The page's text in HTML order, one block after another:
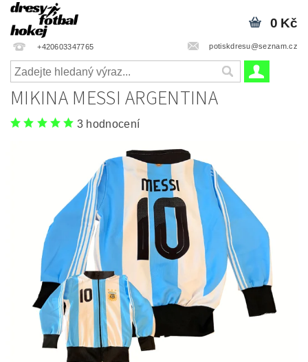
+420603347765 potiskdresu@seznam.cz
0 Kč
MIKINA MESSI ARGENTINA
3 hodnocení